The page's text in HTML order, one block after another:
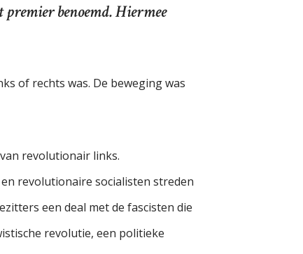
benoemd. Hiermee
of rechts was. De beweging was
revolutionair links.
revolutionaire socialisten streden
een deal met de fascisten die
revolutie, een politieke